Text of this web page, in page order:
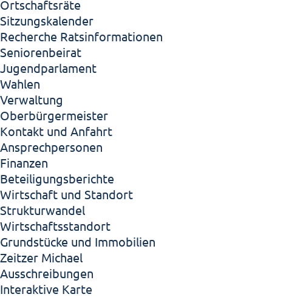
Ortschaftsräte
Sitzungskalender
Recherche Ratsinformationen
Seniorenbeirat
Jugendparlament
Wahlen
Verwaltung
Oberbürgermeister
Kontakt und Anfahrt
Ansprechpersonen
Finanzen
Beteiligungsberichte
Wirtschaft und Standort
Strukturwandel
Wirtschaftsstandort
Grundstücke und Immobilien
Zeitzer Michael
Ausschreibungen
Interaktive Karte